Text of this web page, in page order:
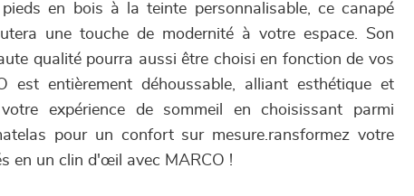
en bois à la teinte personnalisable, ce canapé
une touche de modernité à votre espace. Son
qualité pourra aussi être choisi en fonction de vos
est entièrement déhoussable, alliant esthétique et
expérience de sommeil en choisissant parmi
pour un confort sur mesure.ransformez votre
en un clin d'œil avec MARCO !